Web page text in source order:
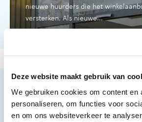
Deze website maakt gebruik van
We gebruiken cookies om content en
personaliseren, om functies voor
en om ons websiteverkeer te
nieuwe huurders die het
versterken. Als nieuwe...